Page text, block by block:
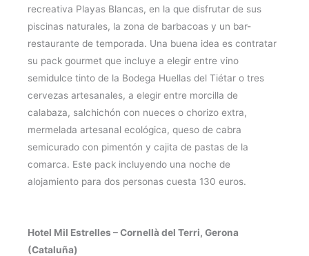
recreativa Playas Blancas, en la que disfrutar de sus
piscinas naturales, la zona de barbacoas y un bar-
restaurante de temporada. Una buena idea es contratar
su pack gourmet que incluye a elegir entre vino
semidulce tinto de la Bodega Huellas del Tiétar o tres
cervezas artesanales, a elegir entre morcilla de
calabaza, salchichón con nueces o chorizo extra,
mermelada artesanal ecológica, queso de cabra
semicurado con pimentón y cajita de pastas de la
comarca. Este pack incluyendo una noche de
alojamiento para dos personas cuesta 130 euros.
Hotel Mil Estrelles – Cornellà del Terri, Gerona
(Cataluña)